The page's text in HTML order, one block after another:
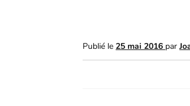
Publié le25 mai 2016 par